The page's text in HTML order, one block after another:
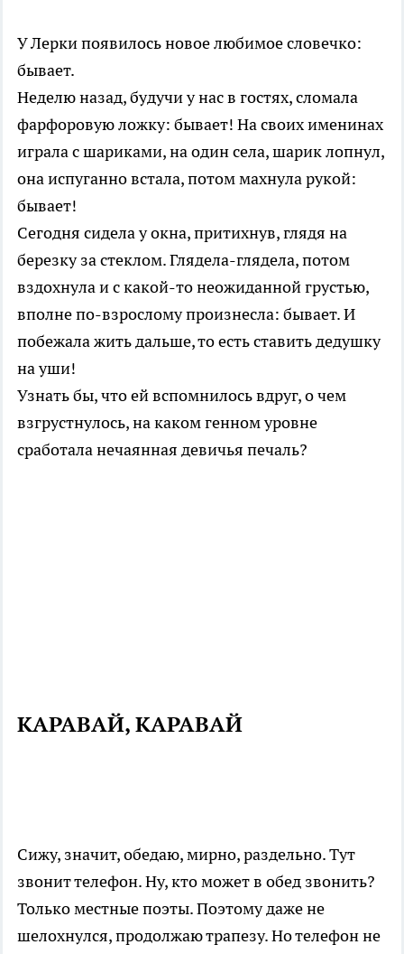
У Лерки появилось новое любимое словечко:
бывает.
Неделю назад, будучи у нас в гостях, сломала
фарфоровую ложку: бывает! На своих именинах
играла с шариками, на один села, шарик лопнул,
она испуганно встала, потом махнула рукой:
бывает!
Сегодня сидела у окна, притихнув, глядя на
березку за стеклом. Глядела-глядела, потом
вздохнула и с какой-то неожиданной грустью,
вполне по-взрослому произнесла: бывает. И
побежала жить дальше, то есть ставить дедушку
на уши!
Узнать бы, что ей вспомнилось вдруг, о чем
взгрустнулось, на каком генном уровне
сработала нечаянная девичья печаль?
КАРАВАЙ, КАРАВАЙ
Сижу, значит, обедаю, мирно, раздельно. Тут
звонит телефон. Ну, кто может в обед звонить?
Только местные поэты. Поэтому даже не
шелохнулся, продолжаю трапезу. Но телефон не